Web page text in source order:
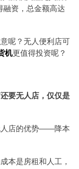
融资，总金额高达
呢？无人便利店可
机更值得投资呢？
要无人店，仅仅是
人店的优势——降本
本是房租和人工，